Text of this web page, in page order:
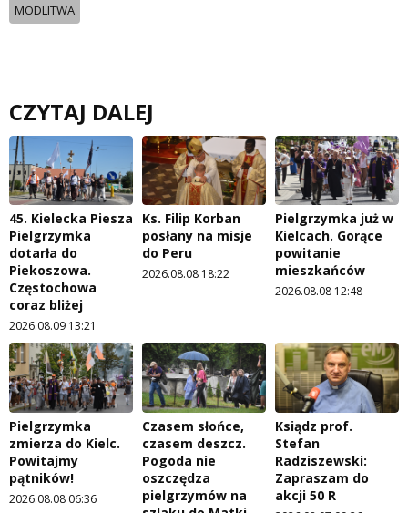
MODLITWA
CZYTAJ DALEJ
45. Kielecka Piesza
Pielgrzymka
dotarła do
Piekoszowa.
Częstochowa
coraz bliżej
2026.08.09 13:21
Ks. Filip Korban
posłany na misje
do Peru
2026.08.08 18:22
Pielgrzymka już w
Kielcach. Gorące
powitanie
mieszkańców
2026.08.08 12:48
Pielgrzymka
zmierza do Kielc.
Powitajmy
pątników!
2026.08.08 06:36
Czasem słońce,
czasem deszcz.
Pogoda nie
oszczędza
pielgrzymów na
Ksiądz prof.
Stefan
Radziszewski:
Zapraszam do
akcji 50 R